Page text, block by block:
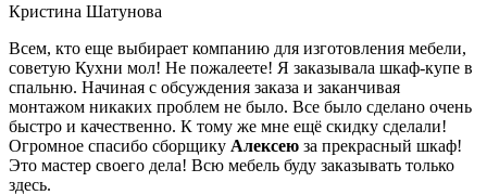
Кристина Шатунова
Всем, кто еще выбирает компанию для изготовления мебели,
советую Кухни мол! Не пожалеете! Я заказывала шкаф-купе в
спальню. Начиная с обсуждения заказа и заканчивая
монтажом никаких проблем не было. Все было сделано очень
быстро и качественно. К тому же мне ещё скидку сделали!
Огромное спасибо сборщику Алексею за прекрасный шкаф!
Это мастер своего дела! Всю мебель буду заказывать только
здесь.